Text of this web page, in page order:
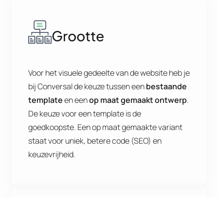
Grootte
Voor het visuele gedeelte van de website heb je
bij Conversal de keuze tussen eenbestaande
templateen eenop maat gemaakt ontwerp.
De keuze voor een template is de
goedkoopste. Een op maat gemaakte variant
staat voor uniek, betere code (SEO) en
keuzevrijheid.